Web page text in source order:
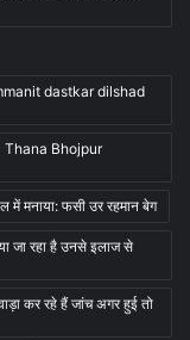
dastkar dilshad
Bhojpur
में मनाया: फसी उर रहमान बेग
जा रहा है उनसे इलाज से
कर रहे हैं जांच अगर हुई तो